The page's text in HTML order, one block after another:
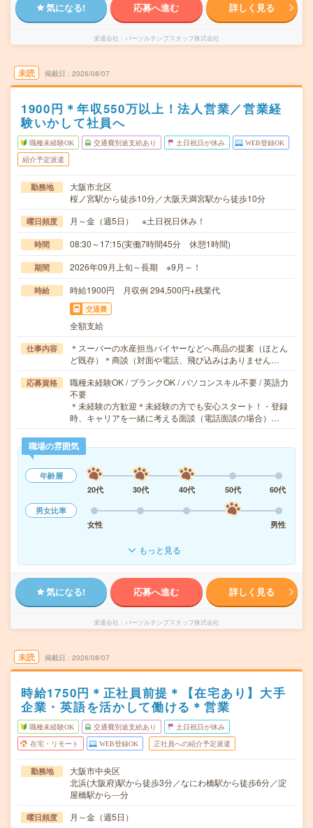
気になる! 応募へ進む 詳しく見る
派遣会社 パーソルテンプスタッフ株式会社
未読 掲載日 2026/08/07
1900円＊年収550万以上！法人営業／営業経
験いかして社員へ
職種未経験OK 交通費別途支給あり 土日祝日が休み WEB登録OK
紹介予定派遣
勤務地
大阪市北区
桜ノ宮駅から徒歩10分／大阪天満宮駅から徒歩10分
曜日頻度 月～金（週5日） ※土日祝日休み！
時間 08:30～17:15(実働7時間45分 休憩1時間)
期間 2026年09月上旬～長期 ※9月～！
時給 時給1900円 月収例 294,500円+残業代
交通費
全額支給
仕事内容
＊スーパーの水産担当バイヤーなどへ商品の提案（ほとん
ど既存）＊商談（対面や電話、飛び込みはありません…
応募資格
職種未経験OK / ブランクOK / パソコンスキル不要 / 英語力
不要
＊未経験の方歓迎＊未経験の方でも安心スタート！・登録
時、キャリアを一緒に考える面談（電話面談の場合）…
職場の雰囲気
年齢層
20代
30代 40代 50代
60代
男女比率
女性
男性
もっと見る
気になる! 応募へ進む 詳しく見る
派遣会社 パーソルテンプスタッフ株式会社
未読 掲載日 2026/08/07
時給1750円＊正社員前提＊【在宅あり】大手
企業・英語を活かして働ける＊営業
職種未経験OK 交通費別途支給あり 土日祝日が休み
在宅・リモート WEB登録OK 正社員への紹介予定派遣
勤務地
大阪市中央区
北浜(大阪府)駅から徒歩3分／なにわ橋駅から徒歩6分／淀
屋橋駅から---分
曜日頻度 月～金（週5日）